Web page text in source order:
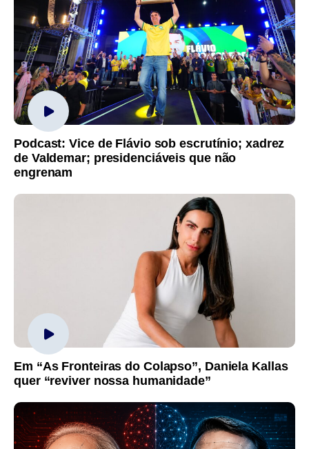
Podcast: Vice de Flávio sob escrutínio; xadrez
de Valdemar; presidenciáveis que não
engrenam
Em “As Fronteiras do Colapso”, Daniela Kallas
quer “reviver nossa humanidade”